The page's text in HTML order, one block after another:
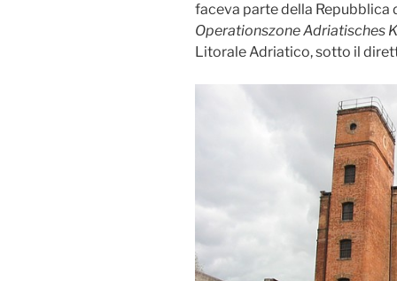
faceva parte della Repubblica
Operationszone Adriatisches
Litorale Adriatico, sotto il